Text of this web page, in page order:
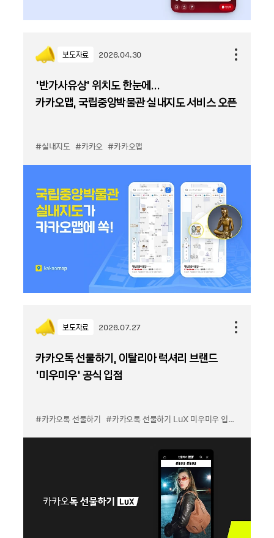
보도자료 2026.04.30
‘반가사유상’ 위치도 한눈에…
카카오맵, 국립중앙박물관 실내지도 서비스 오픈
#실내지도 #카카오 #카카오맵
보도자료 2026.07.27
카카오톡 선물하기, 이탈리아 럭셔리 브랜드
'미우미우' 공식 입점
#카카오톡 선물하기 #카카오톡 선물하기 LuX 미우미우 입점